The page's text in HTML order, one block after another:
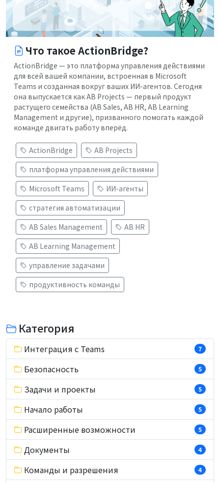
Что такое ActionBridge?
ActionBridge — это платформа управления действиями
для всей вашей компании, встроенная в Microsoft
Teams и созданная вокруг ваших ИИ-агентов. Сегодня
она выпускается как AB Projects — первый продукт
растущего семейства (AB Sales, AB HR, AB Learning
Management и другие), призванного помогать каждой
команде двигать работу вперёд.
ActionBridge
AB Projects
платформа управления действиями
Microsoft Teams
ИИ-агенты
стратегия автоматизации
AB Sales Management
AB HR
AB Learning Management
управление задачами
продуктивность команды
Категория
Интеграция с Teams 7
Безопасность 5
Задачи и проекты 5
Начало работы 5
Расширенные возможности 5
Документы 4
Команды и разрешения 4